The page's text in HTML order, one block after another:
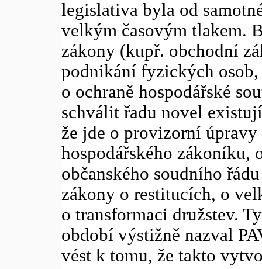
legislativa byla od
velkým časovým tlakem.
zákony (kupř. obchodní
podnikání fyzických
o ochraně hospodářské
schválit řadu novel
že jde o provizorní
hospodářského zákoníku,
občanského soudního
zákony o restitucích, o
o transformaci družstev.
období výstižně nazval
vést k tomu, že takto